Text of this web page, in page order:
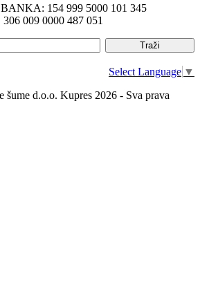
154 999 5000 101 345
009 0000 487 051
Select Language ▼
šume d.o.o. Kupres 2026 - Sva prava